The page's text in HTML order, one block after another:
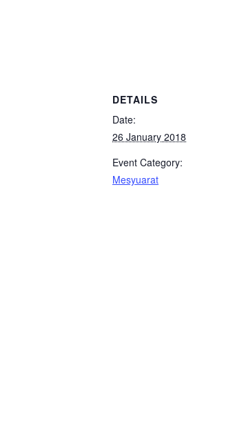
DETAILS
Date:
26 January 2018
Event Category:
Mesyuarat